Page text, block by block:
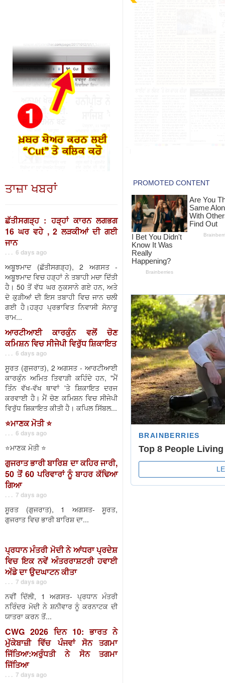
ਤਾਜ਼ਾ ਖਬਰਾਂ
ਛੱਤੀਸਗੜ੍ਹ : ਹੜ੍ਹਾਂ ਕਾਰਨ ਲਗਭਗ
16 ਘਰ ਵਹੇ , 2 ਲੜਕੀਆਂ ਦੀ ਗਈ
ਜਾਨ
. . . 6 days ago
ਅਬੂਝਮਾਦ (ਛੱਤੀਸਗੜ੍ਹ), 2 ਅਗਸਤ -
ਅਬੂਝਮਾਦ ਵਿਚ ਹੜ੍ਹਾਂ ਨੇ ਤਬਾਹੀ ਮਚਾ ਦਿੱਤੀ
ਹੈ। 50 ਤੋਂ ਵੱਧ ਘਰ ਨੁਕਸਾਨੇ ਗਏ ਹਨ, ਅਤੇ
ਦੋ ਕੁੜੀਆਂ ਦੀ ਇਸ ਤਬਾਹੀ ਵਿਚ ਜਾਨ ਚਲੀ
ਗਈ ਹੈ।ਹੜ੍ਹ ਪ੍ਰਭਾਵਿਤ ਨਿਵਾਸੀ ਸੋਨਾਰੂ
ਰਾਮ...
ਆਰਟੀਆਈ ਕਾਰਕੁੰਨ ਵਲੋਂ ਚੋਣ
ਕਮਿਸ਼ਨ ਵਿਚ ਸੀਜੇਪੀ ਵਿਰੁੱਧ ਸ਼ਿਕਾਇਤ
. . . 6 days ago
ਸੂਰਤ (ਗੁਜਰਾਤ), 2 ਅਗਸਤ - ਆਰਟੀਆਈ
ਕਾਰਕੁੰਨ ਅਮਿਤ ਤਿਵਾੜੀ ਕਹਿੰਦੇ ਹਨ, "ਮੈਂ
ਤਿੰਨ ਵੱਖ-ਵੱਖ ਥਾਵਾਂ 'ਤੇ ਸ਼ਿਕਾਇਤ ਦਰਜ
ਕਰਵਾਈ ਹੈ। ਮੈਂ ਚੋਣ ਕਮਿਸ਼ਨ ਵਿਚ ਸੀਜੇਪੀ
ਵਿਰੁੱਧ ਸ਼ਿਕਾਇਤ ਕੀਤੀ ਹੈ। ਕਪਿਲ ਸਿੱਬਲ...
⭐️ਮਾਣਕ ਮੋਤੀ ⭐️
. . . 6 days ago
⭐️ਮਾਣਕ ਮੋਤੀ ⭐️
ਗੁਜਰਾਤ ਭਾਰੀ ਬਾਰਿਸ਼ ਦਾ ਕਹਿਰ ਜਾਰੀ,
50 ਤੋਂ 60 ਪਰਿਵਾਰਾਂ ਨੂੰ ਬਾਹਰ ਕੱਢਿਆ
ਗਿਆ
. . . 7 days ago
ਸੂਰਤ (ਗੁਜਰਾਤ), 1 ਅਗਸਤ- ਸੂਰਤ,
ਗੁਜਰਾਤ ਵਿਚ ਭਾਰੀ ਬਾਰਿਸ਼ ਦਾ...
ਪ੍ਰਧਾਨ ਮੰਤਰੀ ਮੋਦੀ ਨੇ ਆਂਧਰਾ ਪ੍ਰਦੇਸ਼
ਵਿਚ ਇਕ ਨਵੇਂ ਅੰਤਰਰਾਸ਼ਟਰੀ ਹਵਾਈ
ਅੱਡੇ ਦਾ ਉਦਘਾਟਨ ਕੀਤਾ
. . . 7 days ago
ਨਵੀਂ ਦਿੱਲੀ, 1 ਅਗਸਤ- ਪ੍ਰਧਾਨ ਮੰਤਰੀ
ਨਰਿੰਦਰ ਮੋਦੀ ਨੇ ਸ਼ਨੀਵਾਰ ਨੂੰ ਕਰਨਾਟਕ ਦੀ
ਯਾਤਰਾ ਕਰਨ ਤੋਂ...
CWG 2026 ਦਿਨ 10: ਭਾਰਤ ਨੇ
ਮੁੱਕੇਬਾਜ਼ੀ ਵਿੱਚ ਪੰਜਵਾਂ ਸੋਨ ਤਗਮਾ
ਜਿੱਤਿਆ:ਅਰੁੰਧਤੀ ਨੇ ਸੋਨ ਤਗਮਾ
ਜਿੱਤਿਆ
. . . 7 days ago